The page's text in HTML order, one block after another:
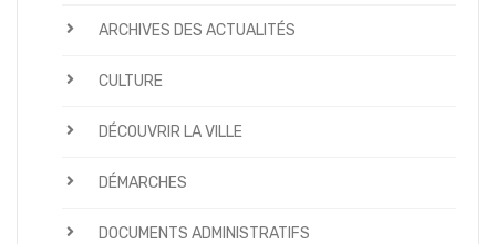
ARCHIVES DES ACTUALITÉS
CULTURE
DÉCOUVRIR LA VILLE
DÉMARCHES
DOCUMENTS ADMINISTRATIFS